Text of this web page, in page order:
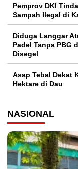
Pemprov DKI
Sampah Ilegal di
Diduga Langgar
Padel Tanpa PBG
Disegel
Asap Tebal Dekat
Hektare di Dau
NASIONAL